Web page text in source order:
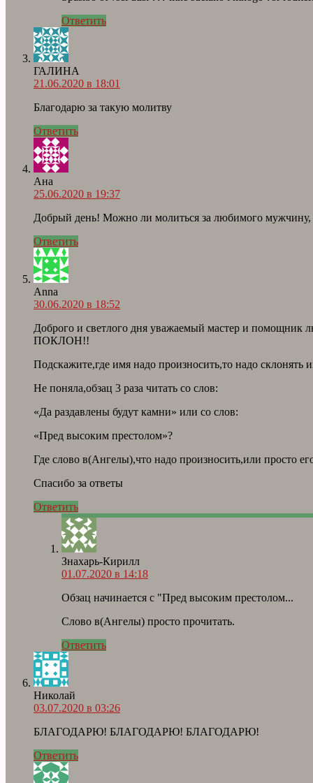
Ответить
ГАЛИНА
21.06.2020 в 18:01
Благодарю за такую молитву
Ответить
Ана
25.06.2020 в 19:37
Добрый день! Можно ли молиться за любимого мужчину,
Ответить
Anna
30.06.2020 в 18:52
Доброго и светлого дня уважаемый мастер и
ПОКЛОН!!
Подскажите,где имя надо произносить,то надо
Не поняла,обзац 3 раза читать со слов:
«Да раздавлены будут камни» или со слов:
«Пред высоким престолом»?
Где слово в(Ангелы),что надо произносить,или просто
Спасибо за ответы
Ответить
Знахарь-Кирилл
01.07.2020 в 14:18
Обзац начинается с "Пред высоким престолом...
Слово в(Ангелы) просто прочитать.
Ответить
Николай
03.07.2020 в 03:26
БЛАГОДАРЮ! БЛАГОДАРЮ! БЛАГОДАРЮ!
Ответить